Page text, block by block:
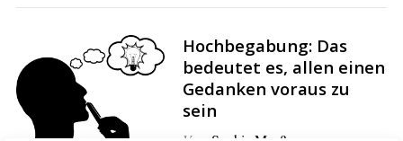
Hochbegabung: Das
bedeutet es, allen einen
Gedanken voraus zu
sein
: